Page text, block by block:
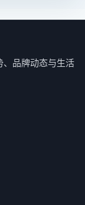
、品牌动态与生活